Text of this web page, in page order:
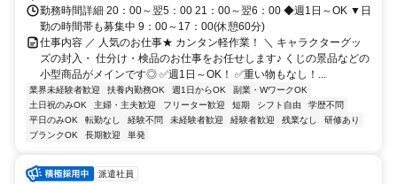
勤務時間詳細 20：00～翌5：00 21：00～翌6：00 ◆週1日～OK ▼日
勤の時間帯も募集中 9：00～17：00(休憩60分)
仕事内容 ／ 人気のお仕事★ カンタン軽作業！ ＼ キャラクターグッ
ズの封入・ 仕分け・検品のお仕事をお任せします♪ くじの景品などの
小型商品がメインです◎ ✅週1日～OK！ ✅重い物もなし！...
業界未経験者歓迎 扶養内勤務OK 週1日からOK
副業・WワークOK
土日祝のみOK
主婦・主夫歓迎 フリーター歓迎 短期 シフト自由
学歴不問
平日のみOK
転勤なし 経験不問 未経験者歓迎 経験者歓迎 残業なし
研修あり
ブランクOK
長期歓迎 単発
派遣社員